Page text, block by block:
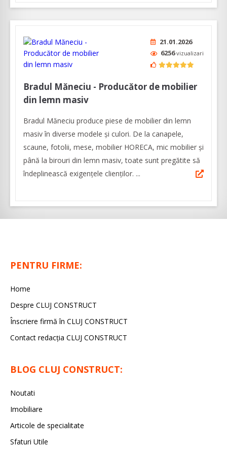
21.01.2026
6256vizualizari
Bradul Măneciu - Producător de mobilier
din lemn masiv
Bradul Măneciu produce piese de mobilier din lemn
masiv în diverse modele și culori. De la canapele,
scaune, fotolii, mese, mobilier HORECA, mic mobilier și
până la birouri din lemn masiv, toate sunt pregătite să
îndeplinească exigenţele clienților. ...
PENTRU FIRME:
Home
Despre CLUJ CONSTRUCT
Înscriere firmă în CLUJ CONSTRUCT
Contact redacția CLUJ CONSTRUCT
BLOG CLUJ CONSTRUCT:
Noutati
Imobiliare
Articole de specialitate
Sfaturi Utile